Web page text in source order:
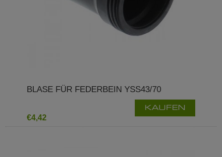
BLASE FÜR FEDERBEIN YSS43/70
€4,42
KAUFEN